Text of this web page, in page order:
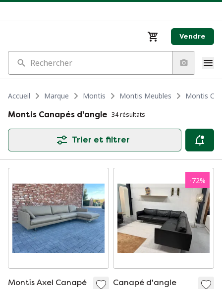
Vendre
Rechercher
Accueil Marque Montis Montis Meubles
Montis
Montis Canapés d'angle 34 résultats
Trier et filtrer
Montis Axel Canapé
-72%
Canapé d'angle